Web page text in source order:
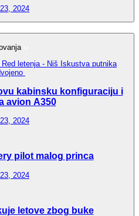
2024
Red letenja - Niš Iskustva putnika
kabinsku konfiguraciju i
avion A350
2024
pilot malog princa
2024
letove zbog buke